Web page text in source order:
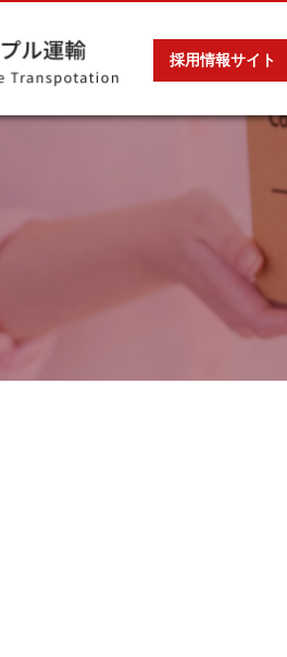
採用情報サイト